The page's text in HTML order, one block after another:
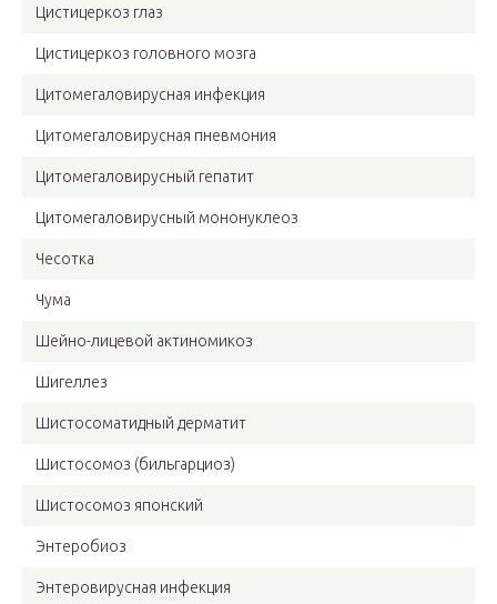
Цистицеркоз глаз
Цистицеркоз головного мозга
Цитомегаловирусная инфекция
Цитомегаловирусная пневмония
Цитомегаловирусный гепатит
Цитомегаловирусный мононуклеоз
Чесотка
Чума
Шейно-лицевой актиномикоз
Шигеллез
Шистосоматидный дерматит
Шистосомоз (бильгарциоз)
Шистосомоз японский
Энтеробиоз
Энтеровирусная инфекция